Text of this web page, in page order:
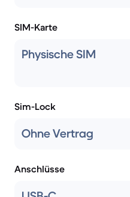
SIM-Karte
Physische SIM
Sim-Lock
Ohne Vertrag
Anschlüsse